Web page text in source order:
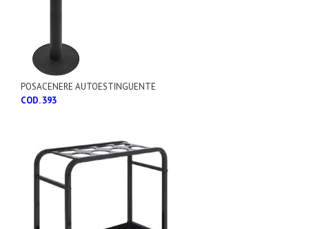
POSACENERE AUTOESTINGUENTE
COD. 393